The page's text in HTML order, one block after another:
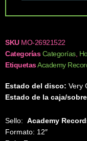
SKU MO-26921522
Categorías Categorías,
EtiquetasAcademy
Estado del disco: Very
Estado de la caja/
Sello: Academy
Formato: 12″